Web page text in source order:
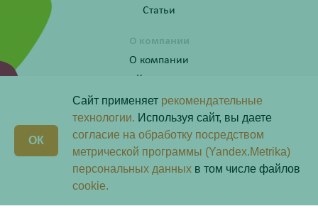
Статьи
О компании
О компании
Контакты
Получите консультацию по телефону:
8 (800) 201-40-60 доб. 4
Сайт применяет рекомендательные
технологии. Используя сайт, вы даете
согласие на обработку посредством
метрической программы (Yandex.Metrika)
персональных данных в том числе файлов
cookie.
ОК
Скачай наше
приложение